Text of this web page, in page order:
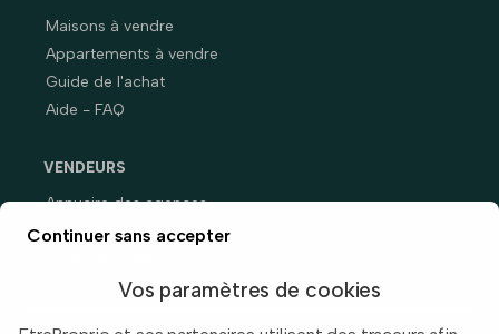
Maisons à vendre
Appartements à vendre
Guide de l'achat
Aide - FAQ
VENDEURS
Annuaire des agences
Prix immobiliers en France
Continuer sans accepter
Vos paramètres de cookies